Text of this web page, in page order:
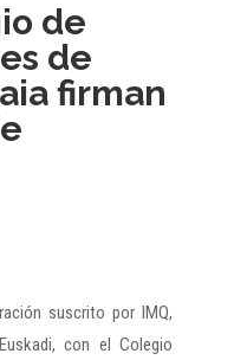
de
de
firman
suscrito por IMQ,
con el Colegio